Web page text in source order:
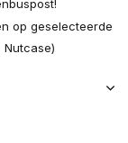
op geselecteerde
Nutcase)